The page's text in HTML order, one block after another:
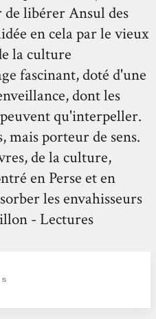
libérer Ansul des
en cela par le vieux
la culture
fascinant, doté d'une
dont les
qu'interpeller.
mais porteur de sens.
de la culture,
en Perse et en
les envahisseurs
- Lectures